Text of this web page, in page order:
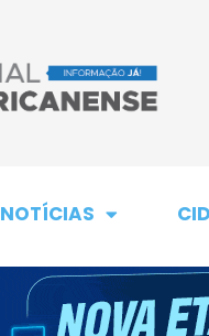
NOTÍCIAS